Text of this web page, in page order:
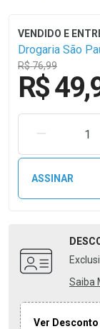
Drogaria São
R$ 76,99
R$
REMOVER
ASSINAR
Saiba
Ver